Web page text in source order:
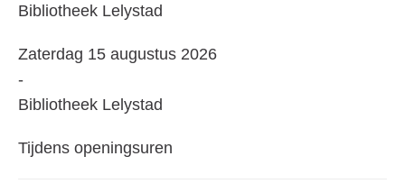
wanneer:
Bibliotheek Lelystad
Waar
en
wanneer:
Zaterdag 15 augustus 2026
-
Bibliotheek Lelystad
Meer
Tijdens openingsuren